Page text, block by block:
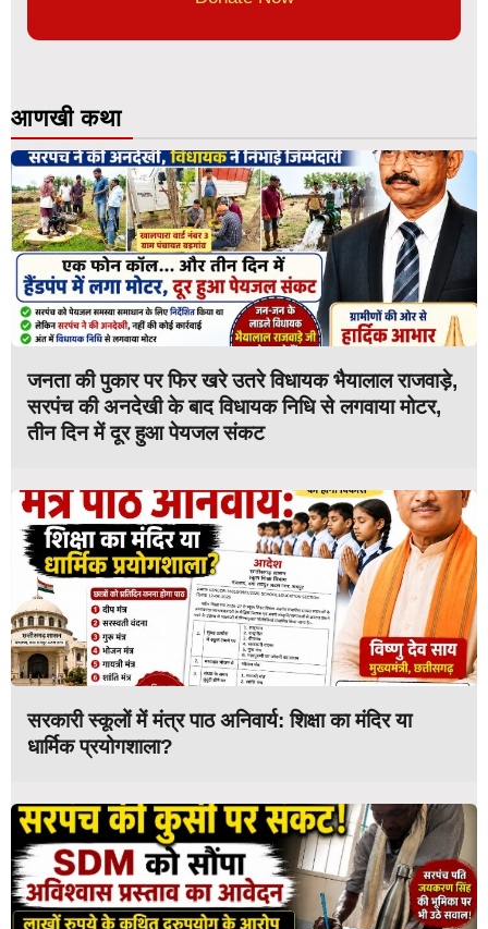
आणखी कथा
जनता की पुकार पर फिर खरे उतरे विधायक भैयालाल राजवाड़े,
सरपंच की अनदेखी के बाद विधायक निधि से लगवाया मोटर,
तीन दिन में दूर हुआ पेयजल संकट
सरकारी स्कूलों में मंत्र पाठ अनिवार्य: शिक्षा का मंदिर या
धार्मिक प्रयोगशाला?